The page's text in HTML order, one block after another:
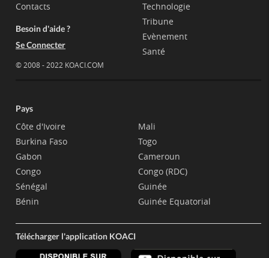
Contacts
Besoin d'aide ?
Se Connecter
© 2008 - 2022 KOACI.COM
Technologie
Tribune
Evènement
Santé
Pays
Côte d'Ivoire
Burkina Faso
Gabon
Congo
Sénégal
Bénin
Mali
Togo
Cameroun
Congo (RDC)
Guinée
Guinée Equatorial
Télécharger l'application KOACI